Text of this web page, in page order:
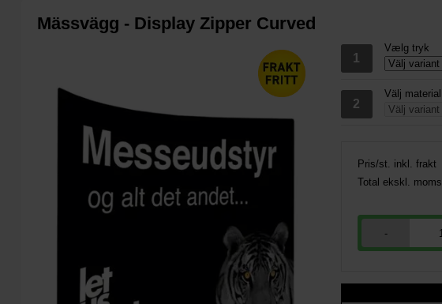
Mässvägg - Display Zipper Curved
Vælg tryk
Välj material
Pris/st. inkl. frakt
Total ekskl. moms
-